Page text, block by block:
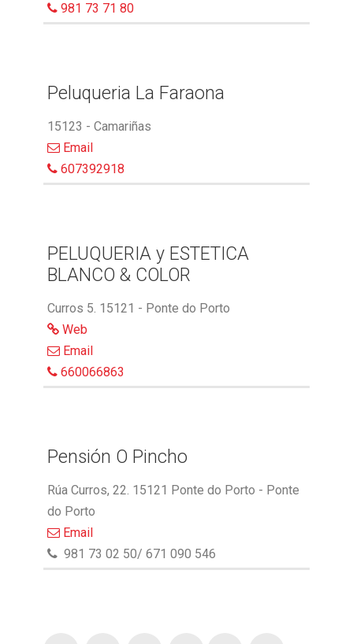
981 73 71 80
Peluqueria La Faraona
15123 - Camariñas
Email
607392918
PELUQUERIA y ESTETICA
BLANCO & COLOR
Curros 5. 15121 - Ponte do Porto
Web
Email
660066863
Pensión O Pincho
Rúa Curros, 22. 15121 Ponte do Porto - Ponte
do Porto
Email
981 73 02 50/ 671 090 546